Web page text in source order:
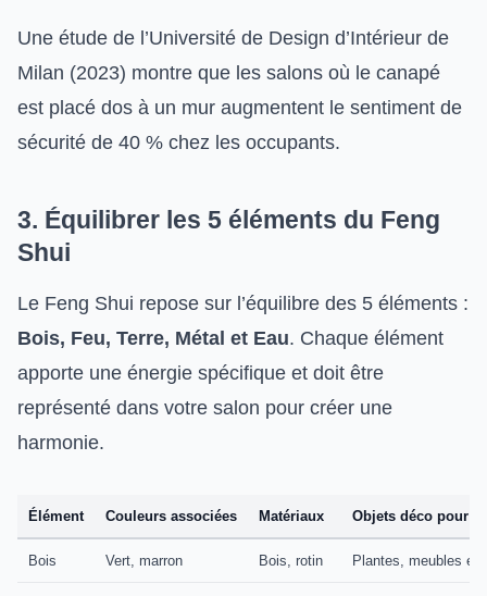
Une étude de l’Université de Design d’Intérieur de
Milan (2023) montre que les salons où le canapé
est placé dos à un mur augmentent le sentiment de
sécurité de 40 % chez les occupants.
3. Équilibrer les 5 éléments du Feng
Shui
Le Feng Shui repose sur l’équilibre des 5 éléments :
Bois, Feu, Terre, Métal et Eau. Chaque élément
apporte une énergie spécifique et doit être
représenté dans votre salon pour créer une
harmonie.
Élément Couleurs associées Matériaux Objets déco pour
Bois Vert, marron Bois, rotin Plantes, meubles en